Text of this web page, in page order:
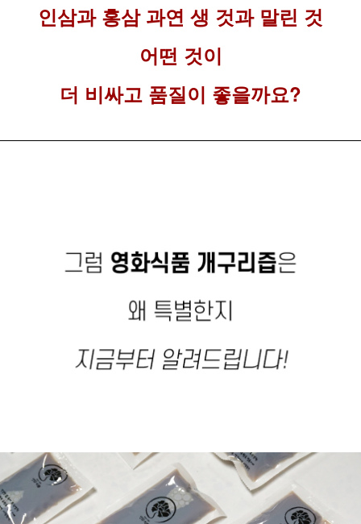
인삼과 홍삼 과연 생 것과 말린 것
어떤 것이
더 비싸고 품질이 좋을까요?